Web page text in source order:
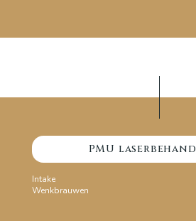
PMU
Intake
Wenkbrauwen